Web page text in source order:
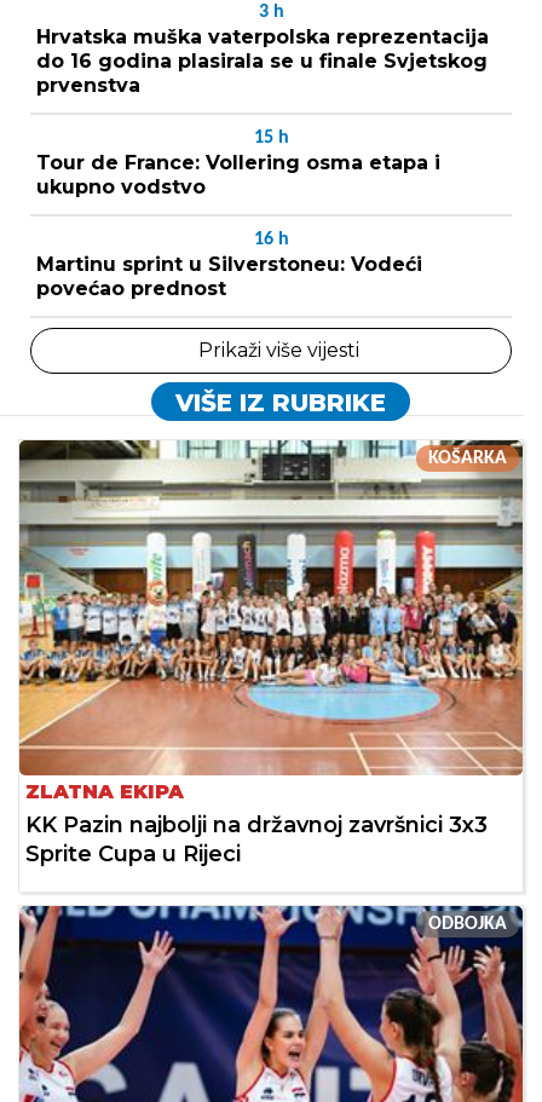
3 h
Hrvatska muška vaterpolska reprezentacija
do 16 godina plasirala se u finale Svjetskog
prvenstva
15 h
Tour de France: Vollering osma etapa i
ukupno vodstvo
16 h
Martinu sprint u Silverstoneu: Vodeći
povećao prednost
Prikaži više vijesti
VIŠE IZ RUBRIKE
KOŠARKA
ZLATNA EKIPA
KK Pazin najbolji na državnoj završnici 3x3
Sprite Cupa u Rijeci
ODBOJKA